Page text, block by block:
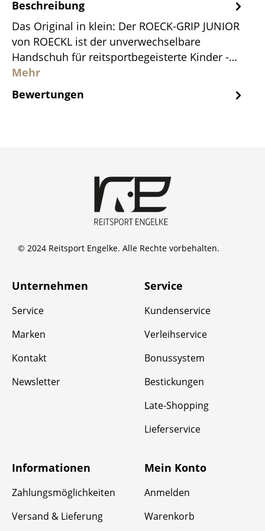
Beschreibung
Das Original in klein: Der ROECK-GRIP JUNIOR
von ROECKL ist der unverwechselbare
Handschuh für reitsportbegeisterte Kinder -…
Mehr
Bewertungen
© 2024 Reitsport Engelke. Alle Rechte vorbehalten.
Unternehmen
Service
Marken
Kontakt
Newsletter
Service
Kundenservice
Verleihservice
Bonussystem
Bestickungen
Late-Shopping
Lieferservice
Informationen
Zahlungsmöglichkeiten
Versand & Lieferung
Mein Konto
Anmelden
Warenkorb